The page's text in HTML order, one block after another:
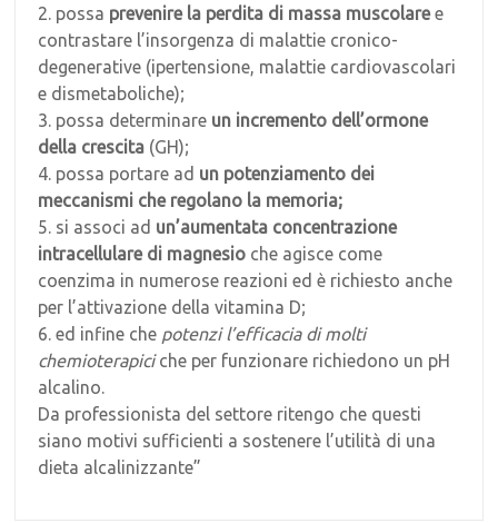
2. possa prevenire la perdita di massa muscolaree
contrastare l’insorgenza di malattie cronico-
degenerative (ipertensione, malattie cardiovascolari
e dismetaboliche);
3. possa determinare un incremento dell’ormone
della crescita (GH);
4. possa portare ad un potenziamento dei
meccanismi che regolano la memoria;
5. si associ ad un’aumentata concentrazione
intracellulare di magnesio che agisce come
coenzima in numerose reazioni ed è richiesto anche
per l’attivazione della vitamina D;
6. ed infine che potenzi l’efficacia di molti
chemioterapiciche per funzionare richiedono un pH
alcalino.
Da professionista del settore ritengo che questi
siano motivi sufficienti a sostenere l’utilità di una
dieta alcalinizzante”